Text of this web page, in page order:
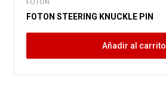
FOTON STEERING KNUCKLE PIN
Añadir al carrito